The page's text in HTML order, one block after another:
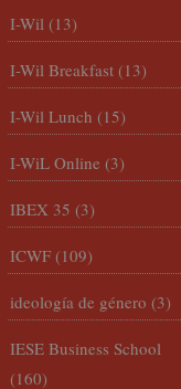
I-Wil (13)
I-Wil Breakfast (13)
I-Wil Lunch (15)
I-WiL Online (3)
IBEX 35 (3)
ICWF (109)
ideología de género (3)
IESE Business School
(160)